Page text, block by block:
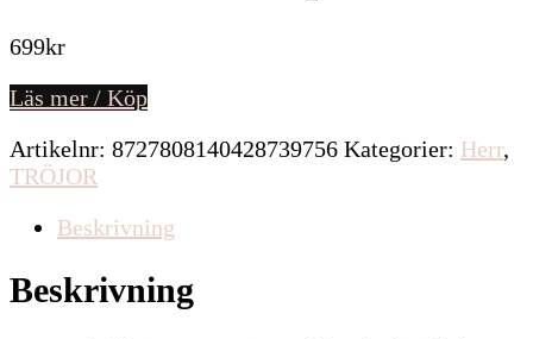
699kr
Läs mer / Köp
Artikelnr: 8727808140428739756 Kategorier: Herr,
TRÖJOR
Beskrivning
Beskrivning